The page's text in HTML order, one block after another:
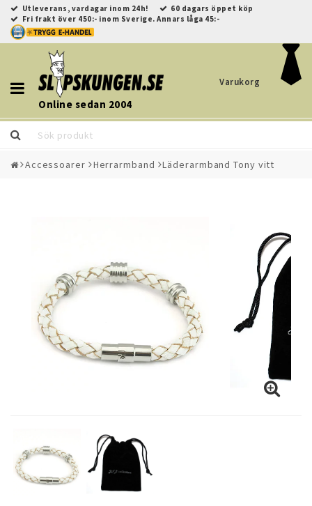
Utleverans, vardagar inom 24h!
60 dagars öppet köp
Fri frakt över 450:- inom Sverige. Annars låga 45:-
Online sedan 2004
Varukorg
Toggle
navigation
Accessoarer Herrarmband Läderarmband Tony vitt